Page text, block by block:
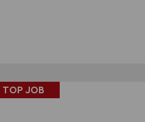
TOP JOB